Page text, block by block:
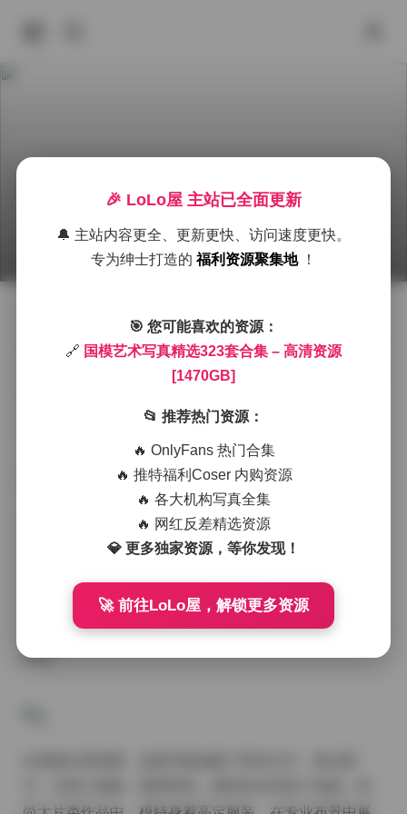
2025年9月26日 下午4:02 秀人内购 国模合集
作为一名资深摄影爱好者，我最近有幸整理了一批极具
收藏价值的国模艺术写真资源，这323套精选作品涵盖了
当下最热门的拍摄风格和表现形式，总容量达到1470GB
这些作品从拍摄手法到后期处理都展现出了相当高的专
业水准。在光影运用方面，摄影师们巧妙地利用自然光
与人造光源的结合，营造出层次丰富的视觉效果。无论
是柔和的晨光洒在模特面部形成的温暖质感，还是 studi
o 灯光打造出的立体轮廓，都能看出创作者对光线的精准
把控。
🎉 LoLo屋 主站已全面更新
🔔 主站内容更全、更新更快、访问速度更快。
专为绅士打造的福利资源聚集地 ！
🎯 您可能喜欢的资源：
🔗 国模艺术写真精选323套合集 – 高清资源
[1470GB]
📂 推荐热门资源：
🔥 OnlyFans 热门合集
🔥 推特福利Coser 内购资源
🔥 各大机构写真全集
🔥 网红反差精选资源
💎 更多独家资源，等你发现！
🚀 前往LoLo屋，解锁更多资源